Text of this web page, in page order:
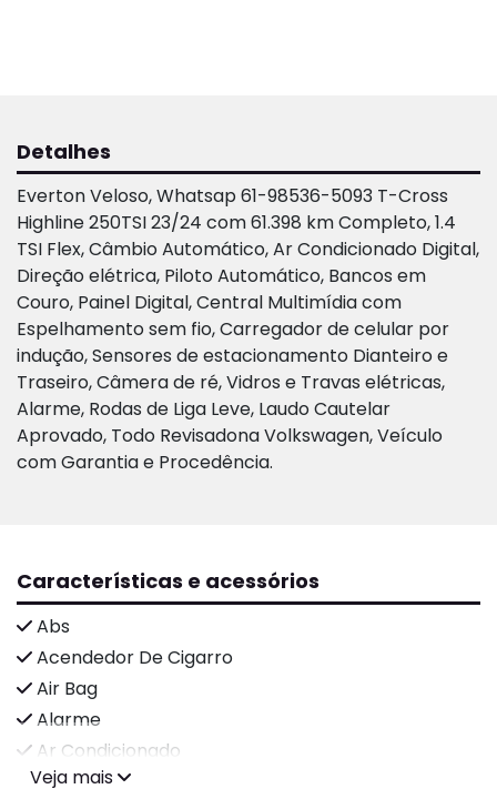
Detalhes
Everton Veloso, Whatsap 61-98536-5093 T-Cross
Highline 250TSI 23/24 com 61.398 km Completo, 1.4
TSI Flex, Câmbio Automático, Ar Condicionado Digital,
Direção elétrica, Piloto Automático, Bancos em
Couro, Painel Digital, Central Multimídia com
Espelhamento sem fio, Carregador de celular por
indução, Sensores de estacionamento Dianteiro e
Traseiro, Câmera de ré, Vidros e Travas elétricas,
Alarme, Rodas de Liga Leve, Laudo Cautelar
Aprovado, Todo Revisadona Volkswagen, Veículo
com Garantia e Procedência.
Características e acessórios
Abs
Acendedor De Cigarro
Air Bag
Alarme
Ar Condicionado
Veja mais